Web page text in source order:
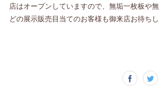
店はオープンしていますので、無垢一枚板や
どの展示販売目当てのお客様も御来店お待ちし